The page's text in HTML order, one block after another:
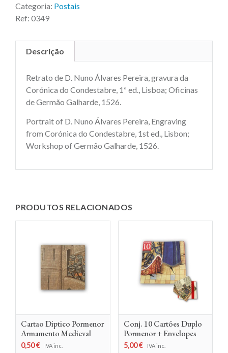
Categoria: Postais
Ref: 0349
Descrição
Retrato de D. Nuno Álvares Pereira, gravura da
Corónica do Condestabre, 1ª ed., Lisboa; Oficinas
de Germão Galharde, 1526.
Portrait of D. Nuno Álvares Pereira, Engraving
from Corónica do Condestabre, 1st ed., Lisbon;
Workshop of Germão Galharde, 1526.
PRODUTOS RELACIONADOS
Cartao Diptico Pormenor
Armamento Medieval
0,50€ IVA inc.
Conj. 10 Cartões Duplo
Pormenor + Envelopes
5,00€ IVA inc.